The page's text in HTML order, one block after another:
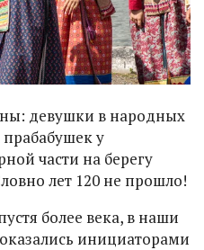
девушки в народных
у
части на берегу
лет 120 не прошло!
более века, в наши
инициаторами